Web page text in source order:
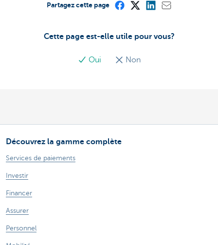
Cette page est-elle utile pour vous?
Oui Non
Partagez cette page
Découvrez la gamme complète
Services de paiements
Investir
Financer
Assurer
Personnel